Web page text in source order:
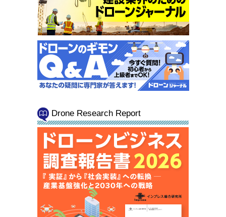
Drone Research Report